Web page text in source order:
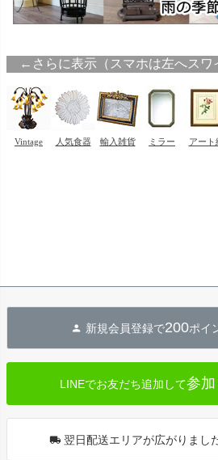
新規会員登録で200ポイ
LINEでお友だち追加して参加
翌日配送エリアが広がりまし